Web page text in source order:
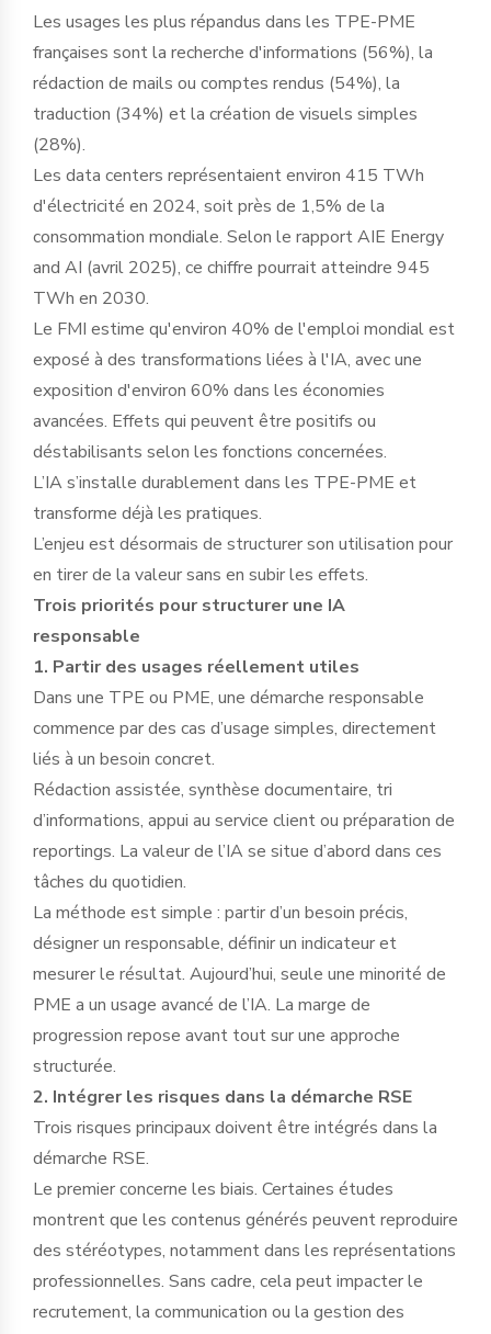
Les usages les plus répandus dans les TPE-PME
françaises sont la recherche d'informations (56%), la
rédaction de mails ou comptes rendus (54%), la
traduction (34%) et la création de visuels simples
(28%).
Les data centers représentaient environ 415 TWh
d'électricité en 2024, soit près de 1,5% de la
consommation mondiale. Selon le rapport AIE Energy
and AI (avril 2025), ce chiffre pourrait atteindre 945
TWh en 2030.
Le FMI estime qu'environ 40% de l'emploi mondial est
exposé à des transformations liées à l'IA, avec une
exposition d'environ 60% dans les économies
avancées. Effets qui peuvent être positifs ou
déstabilisants selon les fonctions concernées.
L’IA s’installe durablement dans les TPE-PME et
transforme déjà les pratiques.
L’enjeu est désormais de structurer son utilisation pour
en tirer de la valeur sans en subir les effets.
Trois priorités pour structurer une IA
responsable
1. Partir des usages réellement utiles
Dans une TPE ou PME, une démarche responsable
commence par des cas d’usage simples, directement
liés à un besoin concret.
Rédaction assistée, synthèse documentaire, tri
d’informations, appui au service client ou préparation de
reportings. La valeur de l’IA se situe d’abord dans ces
tâches du quotidien.
La méthode est simple : partir d’un besoin précis,
désigner un responsable, définir un indicateur et
mesurer le résultat. Aujourd’hui, seule une minorité de
PME a un usage avancé de l’IA. La marge de
progression repose avant tout sur une approche
structurée.
2. Intégrer les risques dans la démarche RSE
Trois risques principaux doivent être intégrés dans la
démarche RSE.
Le premier concerne les biais. Certaines études
montrent que les contenus générés peuvent reproduire
des stéréotypes, notamment dans les représentations
professionnelles. Sans cadre, cela peut impacter le
recrutement, la communication ou la gestion des